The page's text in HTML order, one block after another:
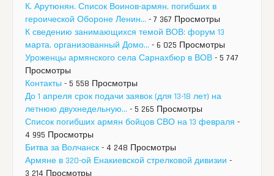
К. Арутюнян. Список Воинов-армян, погибших в
героической Обороне Ленин... - 7 367 Просмотры
К сведению занимающихся темой ВОВ: форум 13
марта, организованный Домо... - 6 025 Просмотры
Уроженцы армянского села Сарнахбюр в ВОВ - 5 747
Просмотры
Контакты - 5 558 Просмотры
До 1 апреля срок подачи заявок (для 13-18 лет) на
летнюю двухнедельную... - 5 265 Просмотры
Список погибших армян бойцов СВО на 13 февраля -
4 995 Просмотры
Битва за Волчанск - 4 248 Просмотры
Армяне в 320-ой Енакиевской стрелковой дивизии -
3 214 Просмотры